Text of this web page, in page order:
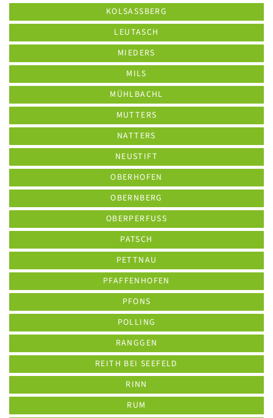
KOLSASSBERG
LEUTASCH
MIEDERS
MILS
MÜHLBACHL
MUTTERS
NATTERS
NEUSTIFT
OBERHOFEN
OBERNBERG
OBERPERFUSS
PATSCH
PETTNAU
PFAFFENHOFEN
PFONS
POLLING
RANGGEN
REITH BEI SEEFELD
RINN
RUM